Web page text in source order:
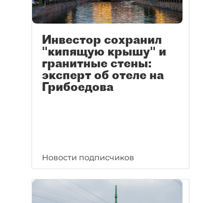
Инвестор сохранил
"кипящую крышу" и
гранитные стены:
эксперт об отеле на
Грибоедова
Новости подписчиков